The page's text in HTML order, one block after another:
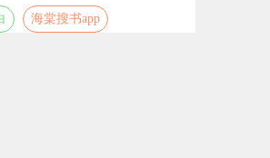
海棠搜书app